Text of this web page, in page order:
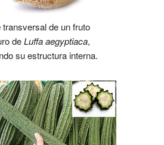
transversal de un fruto
deLuffa aegyptiaca,
su estructura interna.